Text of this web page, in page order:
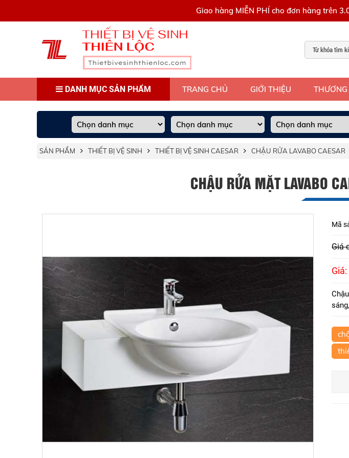
Giao hàng MIỄN PHÍ cho đơn hàng trên
DANH MỤC SẢN PHẨM TRANG CHỦ GIỚI THIỆU THƯƠNG
SẢN PHẨM THIẾT BỊ VỆ SINH THIẾT BỊ VỆ SINH CAESAR CHẬU RỬA LAVABO CAESAR
CHẬU RỬA MẶT LAVABO
Mã
Giá